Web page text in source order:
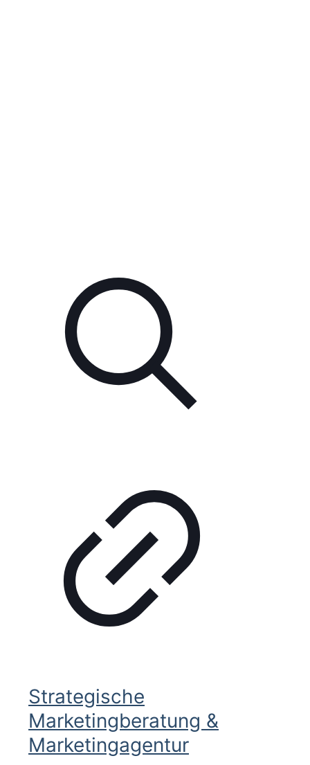
Strategische
Marketingberatung &
Marketingagentur